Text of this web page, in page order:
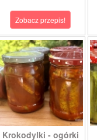
Zobacz przepis!
Krokodylki - ogórki